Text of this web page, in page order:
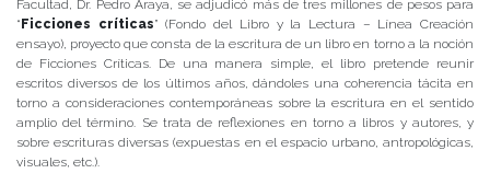
Facultad, Dr. Pedro Araya, se adjudicó más de tres millones de pesos para
“Ficciones críticas” (Fondo del Libro y la Lectura – Línea Creación
ensayo), proyecto que consta de la escritura de un libro en torno a la noción
de Ficciones Críticas. De una manera simple, el libro pretende reunir
escritos diversos de los últimos años, dándoles una coherencia tácita en
torno a consideraciones contemporáneas sobre la escritura en el sentido
amplio del término. Se trata de reflexiones en torno a libros y autores, y
sobre escrituras diversas (expuestas en el espacio urbano, antropológicas,
visuales, etc.).